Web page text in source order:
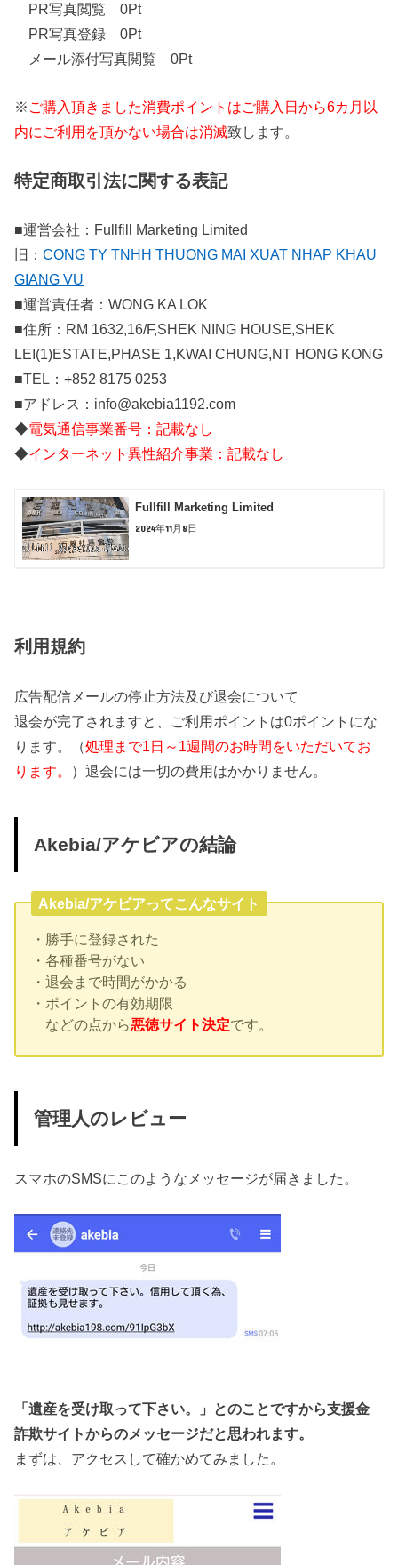
PR写真閲覧 0Pt
PR写真登録 0Pt
メール添付写真閲覧 0Pt
※ ご購入頂きました消費ポイントはご購入日から6カ月以
内にご利用を頂かない場合は消滅致します。
特定商取引法に関する表記
■運営会社：Fullfill Marketing Limited
旧：CONG TY TNHH THUONG MAI XUAT NHAP KHAU
GIANG VU
■運営責任者：WONG KA LOK
■住所：RM 1632,16/F,SHEK NING HOUSE,SHEK
LEI(1)ESTATE,PHASE 1,KWAI CHUNG,NT HONG KONG
■TEL：+852 8175 0253
■アドレス：info@akebia1192.com
◆電気通信事業番号：記載なし
◆インターネット異性紹介事業：記載なし
Fullfill Marketing Limited
2024年11月8日
利用規約
広告配信メールの停止方法及び退会について
退会が完了されますと、ご利用ポイントは0ポイントにな
ります。（処理まで1日～1週間のお時間をいただいてお
ります。 ）退会には一切の費用はかかりません。
Akebia/アケビアの結論
Akebia/アケビアってこんなサイト
・勝手に登録された
・各種番号がない
・退会まで時間がかかる
・ポイントの有効期限
などの点から悪徳サイト決定です。
管理人のレビュー
スマホのSMSにこのようなメッセージが届きました。
「遺産を受け取って下さい。」とのことですから支援金
詐欺サイトからのメッセージだと思われます。
まずは、アクセスして確かめてみました。